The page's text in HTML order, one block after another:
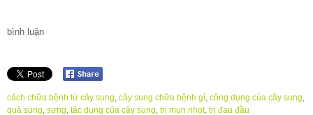
bình luận
cách chữa bệnh từ cây sung, cây sung chữa bệnh gì, công dụng của cây sung,
quả sung, sưng, tác dụng của cây sung, trị mụn nhọt, trị đau đầu